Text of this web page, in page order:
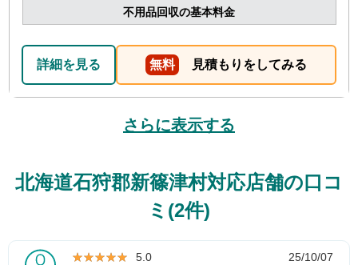
不用品回収の基本料金
詳細を見る 無料 見積もりをしてみる
さらに表示する
北海道石狩郡新篠津村対応店舗の口コ
ミ(2件)
★★★★★
★★★★★ 5.0
25/10/07